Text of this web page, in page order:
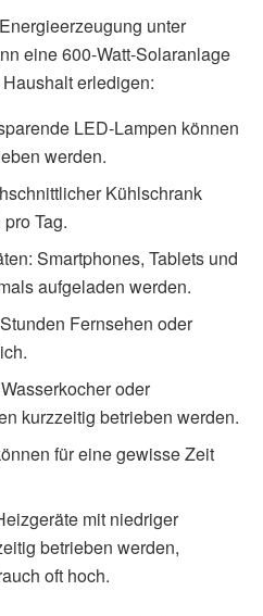
unter
eine 600-Watt-Solaranlage
erledigen:
LED-Lampen können
werden.
Kühlschrank
Tag.
Smartphones, Tablets und
aufgeladen werden.
Fernsehen oder
oder
kurzzeitig betrieben werden.
für eine gewisse Zeit
mit niedriger
betrieben werden,
oft hoch.